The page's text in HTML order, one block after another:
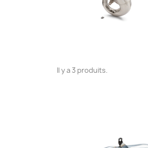
Il y a 3 produits.